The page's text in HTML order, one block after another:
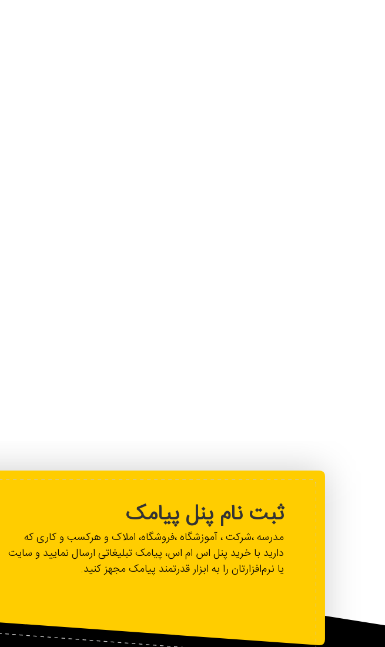
ثبت نام پنل پیامک
مدرسه ،شرکت ، آموزشگاه ،فروشگاه، املاک و هرکسب و کاری که
دارید با خرید پنل اس ام اس، پیامک تبلیغاتی ارسال نمایید و سایت
یا نرم‌افزارتان را به ابزار قدرتمند پیامک مجهز کنید.